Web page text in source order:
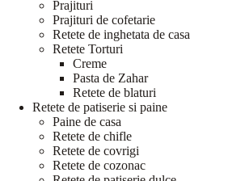
Prajituri
Prajituri de cofetarie
Retete de inghetata de casa
Retete Torturi
Creme
Pasta de Zahar
Retete de blaturi
Retete de patiserie si paine
Paine de casa
Retete de chifle
Retete de covrigi
Retete de cozonac